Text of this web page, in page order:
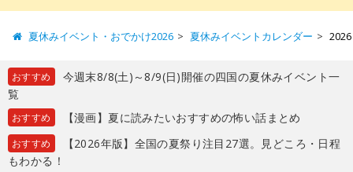
夏休みイベント・おでかけ2026 夏休みイベントカレンダー
おすすめ
今週末8/8(土)～8/9(日)開催の四国の夏休みイベント一
覧
おすすめ 【漫画】夏に読みたいおすすめの怖い話まとめ
おすすめ
【2026年版】全国の夏祭り注目27選。見どころ・日程
もわかる！